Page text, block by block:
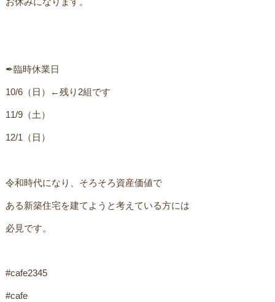
✒︎臨時休業日
10/6（日）←残り2組です
11/9（土）
12/1（日）ㅤㅤ
令和時代になり、そろそろ資産価値でㅤ
ある新築住宅を建てようと考えている方には
必見です。
#cafe2345
#cafe